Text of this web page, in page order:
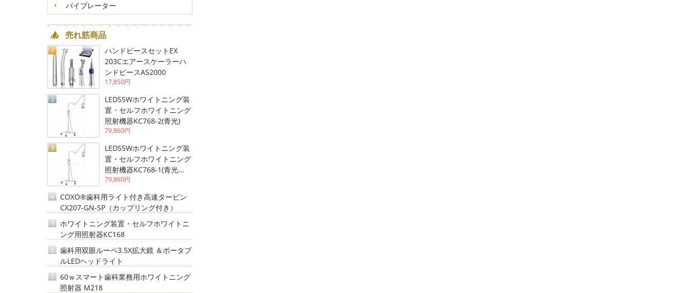
バイブレーター
売れ筋商品
ハンドピースセットEX
203Cエアースケーラーハ
ンドピースAS2000
17,850円
1
LED55Wホワイトニング装
置・セルフホワイトニング
照射機器KC768-2(青光)
79,860円
2
LED55Wホワイトニング装
置・セルフホワイトニング
照射機器KC768-1(青光...
79,860円
3
COXO®歯科用ライト付き高速タービン
CX207-GN-SP（カップリング付き）
4
ホワイトニング装置・セルフホワイトニ
ング用照射器KC168
5
歯科用双眼ルーペ3.5X拡大鏡 ＆ポータブ
ルLEDヘッドライト
6
60ｗスマート歯科業務用ホワイトニング
照射器 M218
7